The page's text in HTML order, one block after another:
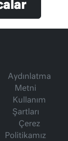
Aydınlatma
Metni
Kullanım
Şartları
Çerez
Politikamız